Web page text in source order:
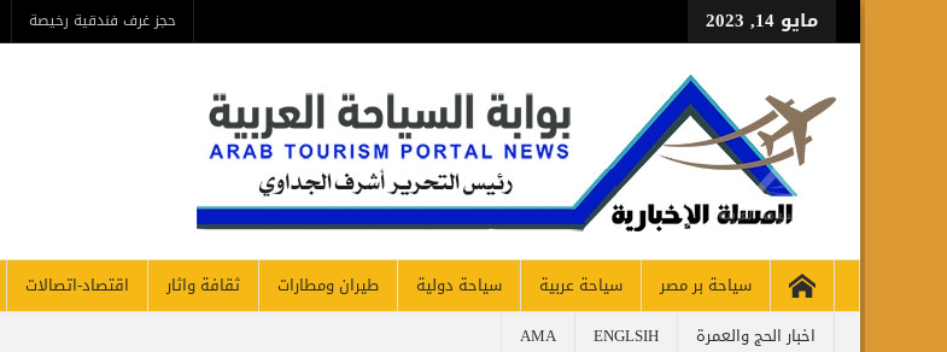
حجز غرف فندقية رخيصة حجز
سياحة بر مصر سياحة عربية سياحة دولية طيران ومطارات ثقافة واثار اقتصاد-اتصالات غرف
اخبار الحج والعمرة
ENGLSIH
AMA